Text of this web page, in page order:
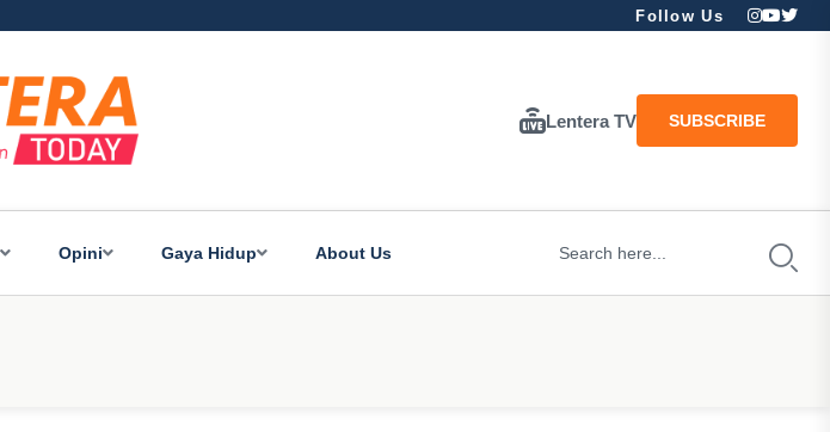
Follow Us
Lentera TV SUBSCRIBE
Opini Gaya Hidup About Us